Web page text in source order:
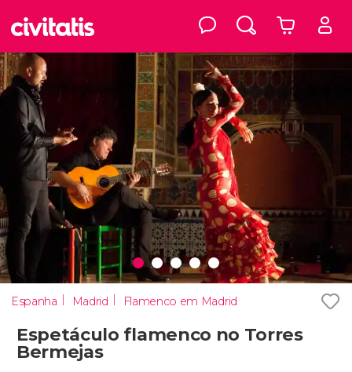
Espanha Madrid Flamenco em Madrid
Espetáculo flamenco no Torres
Bermejas